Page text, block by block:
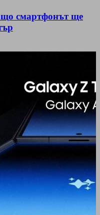
смартфонът ще